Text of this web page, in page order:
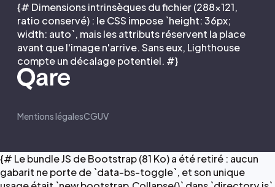
{# Dimensions intrinsèques du fichier (288×121,
ratio conservé) : le CSS impose `height: 36px;
width: auto`, mais les attributs réservent la place
avant que l'image n'arrive. Sans eux, Lighthouse
compte un décalage potentiel. #}
Mentions légalesCGUV
{# Le bundle JS de Bootstrap (81 Ko) a été retiré : aucun
gabarit ne porte de `data-bs-toggle`, et son unique